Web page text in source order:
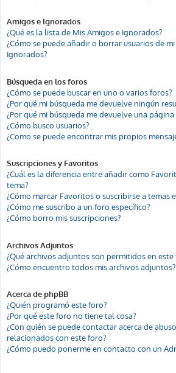
Amigos e Ignorados
¿Qué es la lista de Mis Amigos e Ignorados?
¿Cómo se puede añadir o borrar usuarios de
Ignorados?
Búsqueda en los foros
¿Cómo se puede buscar en uno o varios foros?
¿Por qué mi búsqueda me devuelve ningún
¿Por qué mi búsqueda me devuelve una
¿Cómo busco usuarios?
¿Como se puede encontrar mis propios
Suscripciones y Favoritos
¿Cuál es la diferencia entre añadir como
tema?
¿Cómo marcar Favoritos o suscribirse a temas
¿Cómo me suscribo a un foro específico?
¿Cómo borro mis suscripciones?
Archivos Adjuntos
¿Qué archivos adjuntos son permitidos en este
¿Cómo encuentro todos mis archivos adjuntos?
Acerca de phpBB
¿Quién programó este foro?
¿Por qué este foro no tiene tal cosa?
¿Con quién se puede contactar acerca de
relacionados con este foro?
¿Cómo puedo ponerme en contacto con un